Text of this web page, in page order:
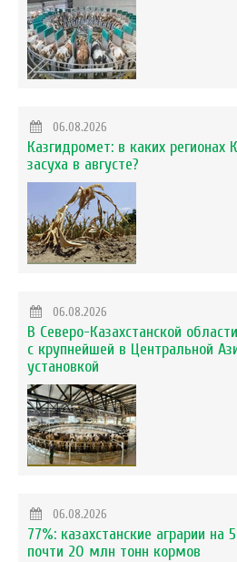
06.08.2026
Казгидромет: в каких регионах
засуха в августе?
06.08.2026
В Северо-Казахстанской
с крупнейшей в Центральной
установкой
06.08.2026
77%: казахстанские аграрии на
почти 20 млн тонн кормов